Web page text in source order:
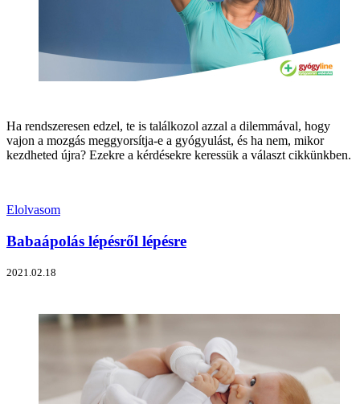
Ha rendszeresen edzel, te is találkozol azzal a dilemmával, hogy
vajon a mozgás meggyorsítja-e a gyógyulást, és ha nem, mikor
kezdheted újra? Ezekre a kérdésekre keressük a választ cikkünkben.
Elolvasom
Babaápolás lépésről lépésre
2021.02.18